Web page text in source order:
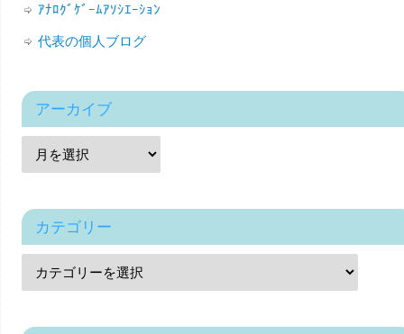
ｱﾅﾛｸﾞｹﾞｰﾑｱｿｼｴｰｼｮﾝ
代表の個人ブログ
アーカイブ
カテゴリー